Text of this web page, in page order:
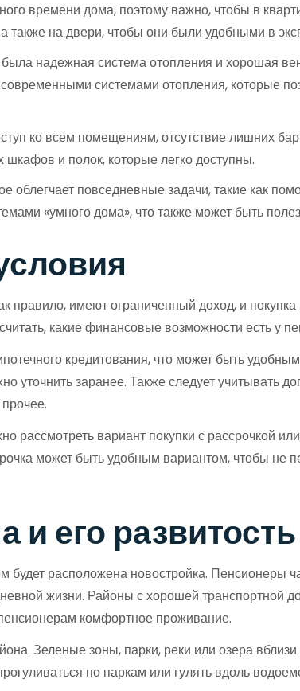
времени дома, поэтому важно, чтобы в
также на двери, чтобы они были удобными в
надежная система отопления и хорошая
системами отопления, которые
ко всем помещениям, отсутствие лишних
и полок, которые легко доступны.
облегчает повседневные задачи, такие как
«умного дома», что также может быть
имеют ограниченный доход, и
какие финансовые возможности есть у
кредитования, что может быть
уточнить заранее. Также следует учитывать
рассмотреть вариант покупки с рассрочкой
может быть удобным вариантом, чтобы не
и его развитость
расположена новостройка. Пенсионеры
жизни. Районы с хорошей транспортной
комфортное проживание.
Зеленые зоны, парки, реки или озера
по паркам или гулять вдоль